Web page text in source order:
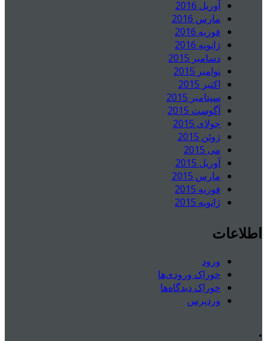
آوریل 2016
مارس 2016
فوریه 2016
ژانویه 2016
دسامبر 2015
نوامبر 2015
اکتبر 2015
سپتامبر 2015
آگوست 2015
جولای 2015
ژوئن 2015
می 2015
آوریل 2015
مارس 2015
فوریه 2015
ژانویه 2015
اطلاعات
ورود
خوراک ورودی‌ها
خوراک دیدگاه‌ها
وردپرس
.